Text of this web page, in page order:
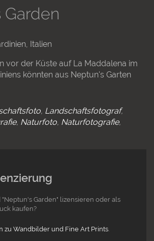
Italien
vor der Küste auf La Maddalena im
könnten aus Neptun's Garten
Landschaftsfotograf
Naturfoto Naturfotografie
Garden" lizensieren oder als
kaufen?
zu Wandbilder und Fine Art Prints.